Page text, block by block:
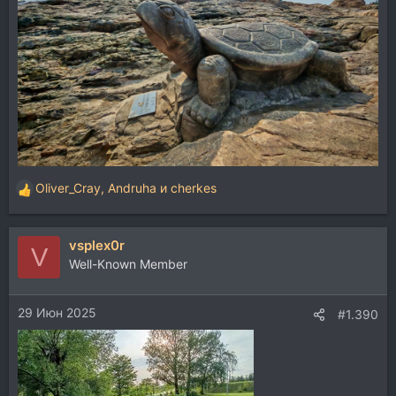
Р
е
а
и
и
:
Oliver_Cray, Andruha и cherkes
V vsplex0r
Well-Known Member
29 Июн 2025 #1.390